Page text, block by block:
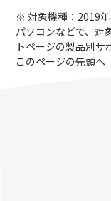
※ 対象機種：2019
パソコンなどで、対
トページの製品別サ
このページの先頭へ